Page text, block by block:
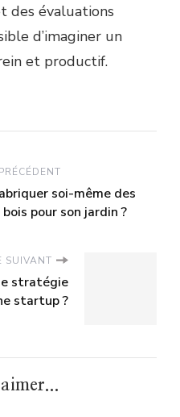
des évaluations
d’imaginer un
et productif.
soi-même des
pour son jardin ?
SUIVANT
stratégie
startup ?